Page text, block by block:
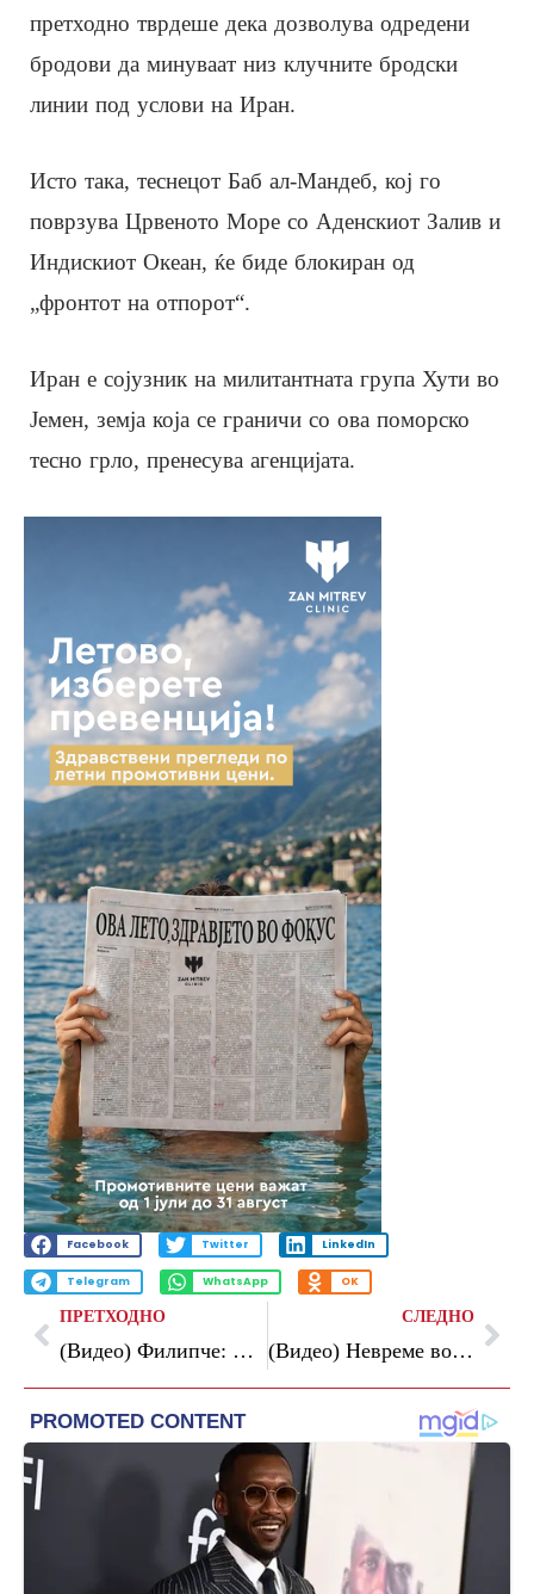
претходно тврдеше дека дозволува одредени
бродови да минуваат низ клучните бродски
линии под услови на Иран.
Исто така, теснецот Баб ал-Мандеб, кој го
поврзува Црвеното Море со Аденскиот Залив и
Индискиот Океан, ќе биде блокиран од
„фронтот на отпорот“.
Иран е сојузник на милитантната група Хути во
Јемен, земја која се граничи со ова поморско
тесно грло, пренесува агенцијата.
Facebook Twitter LinkedIn
Telegram WhatsApp OK
ПРЕТХОДНО
(Видео) Филипче: Сè поскапе и цените нема да се вратат назад, Владата ги остави граѓаните сами
СЛЕДНО
(Видео) Невреме во Сараево: искршени дрвја, силниот ветер предизвика штети